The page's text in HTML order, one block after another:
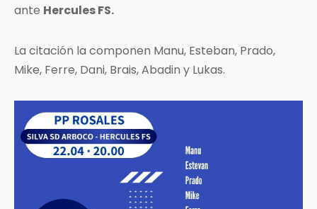
ante Hercules FS.
La citación la componen Manu, Esteban, Prado,
Mike, Ferre, Dani, Brais, Abadin y Lukas.